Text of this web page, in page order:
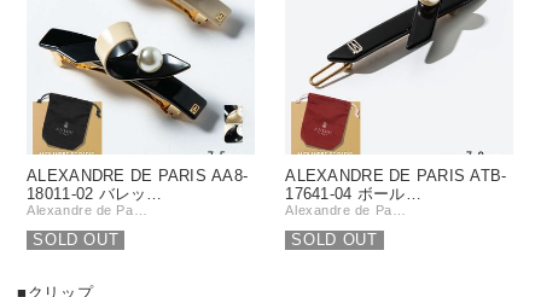
ALEXANDRE DE PARIS AA8-
18011-02 バレッ…
Alexandre de Pa…
SOLD OUT
ALEXANDRE DE PARIS ATB-
17641-04 ボール…
Alexandre de Pa…
SOLD OUT
■クリップ